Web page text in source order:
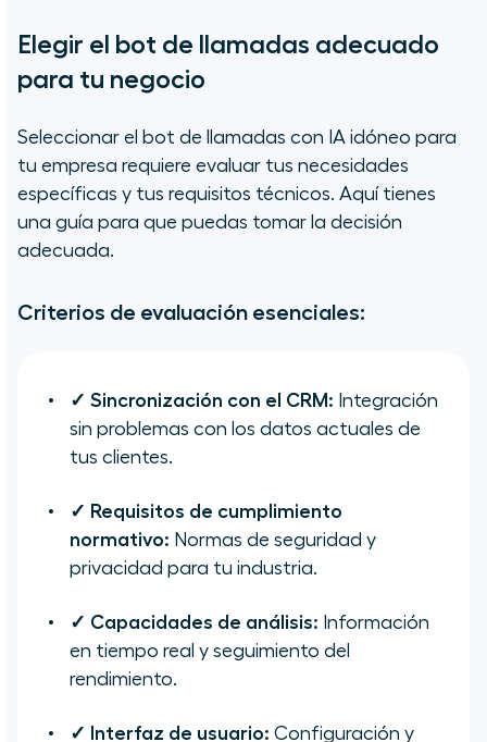
Elegir el bot de llamadas adecuado
para tu negocio
Seleccionar el bot de llamadas con IA idóneo para
tu empresa requiere evaluar tus necesidades
específicas y tus requisitos técnicos. Aquí tienes
una guía para que puedas tomar la decisión
adecuada.
Criterios de evaluación esenciales:
✓ Sincronización con el CRM: Integración
sin problemas con los datos actuales de
tus clientes.
✓ Requisitos de cumplimiento
normativo: Normas de seguridad y
privacidad para tu industria.
✓ Capacidades de análisis: Información
en tiempo real y seguimiento del
rendimiento.
✓ Interfaz de usuario: Configuración y